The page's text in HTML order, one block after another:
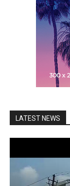
LATEST NEWS